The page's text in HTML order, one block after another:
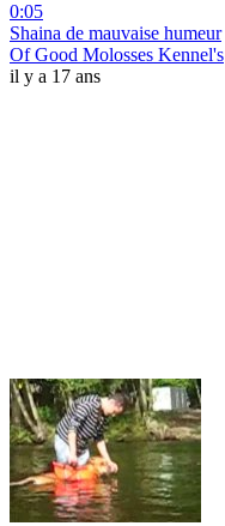
0:05
Shaina de mauvaise humeur
Of Good Molosses Kennel's
il y a 17 ans